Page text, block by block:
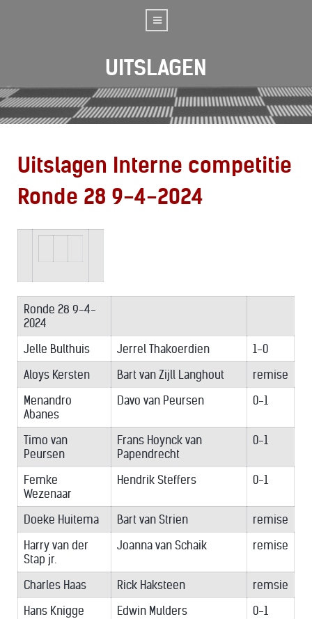
UITSLAGEN
Uitslagen Interne competitie
Ronde 28 9-4-2024
Ronde 28 9-4-
2024
Jelle Bulthuis
Jerrel Thakoerdien
1-0
Aloys Kersten
Bart van Zijll Langhout
remise
Menandro
Abanes
Davo van Peursen 0-1
Timo van
Peursen
Frans Hoynck van
Papendrecht
0-1
Femke
Wezenaar
Hendrik Steffers 0-1
Doeke Huitema Bart van Strien
remise
Harry van der
Stap jr.
Joanna van Schaik remise
Charles Haas Rick Haksteen
remsie
Hans Knigge
Edwin Mulders
0-1